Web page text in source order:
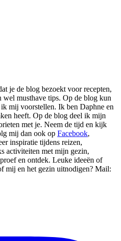
je de blog bezoekt voor recepten,
wel musthave tips. Op de blog kun
mij voorstellen. Ik ben Daphne en
heeft. Op de blog deel ik mijn
met je. Neem de tijd en kijk
mij dan ook op Facebook,
inspiratie tijdens reizen,
activiteiten met mijn gezin,
en ontdek. Leuke ideeën of
mij en het gezin uitnodigen? Mail: